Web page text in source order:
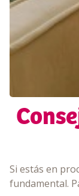
Si estás en
fundamental.